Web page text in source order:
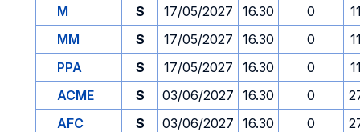
M
S 17/05/2027 16.30 0
MM
S 17/05/2027 16.30 0
PPA
S 17/05/2027 16.30 0
ACME
S 03/06/2027 16.30 0
AFC
S 03/06/2027 16.30 0